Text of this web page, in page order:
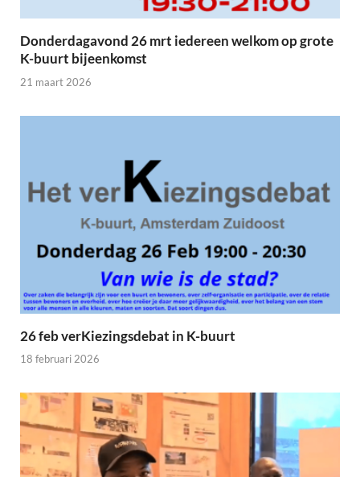
Donderdagavond 26 mrt iedereen welkom op grote
K-buurt bijeenkomst
21 maart 2026
26 feb verKiezingsdebat in K-buurt
18 februari 2026